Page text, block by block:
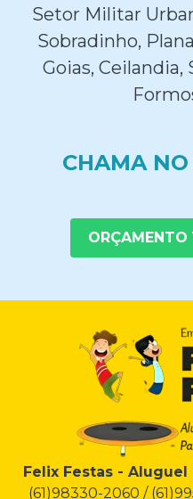
Setor Militar
Sobradinho,
Goias, Ceilandia,
CHAMA
Felix Festas -
(61)98330-2060 /